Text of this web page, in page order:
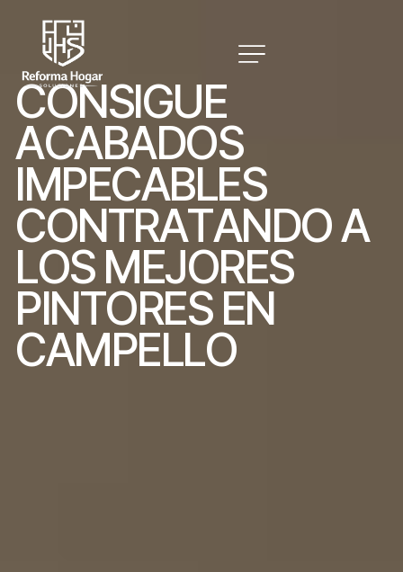
CONSIGUE
ACABADOS
IMPECABLES
CONTRATANDOA
LOS MEJORES
PINTORES EN
CAMPELLO